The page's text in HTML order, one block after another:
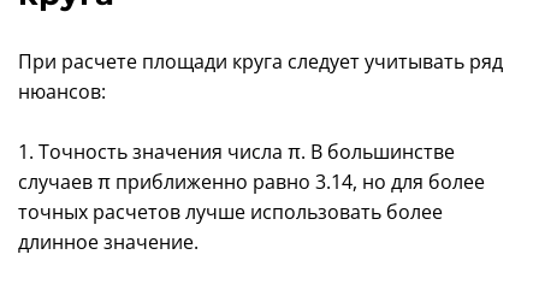
При расчете площади круга следует учитывать ряд
нюансов:
1. Точность значения числа π. В большинстве
случаев π приближенно равно 3.14, но для более
точных расчетов лучше использовать более
длинное значение.